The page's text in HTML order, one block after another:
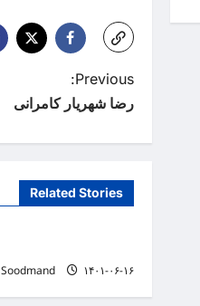
P
o
s
t
n
v
Previous:
رضا شهریار کامرانی
Related Stories
لیست پزشکان
Soodmand
۱۴۰۱-۰۶-۱۶